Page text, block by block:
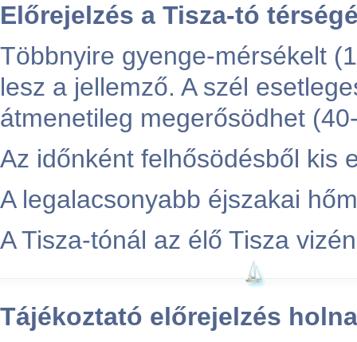
Előrejelzés a Tisza-tó
Többnyire gyenge-mérsékelt
lesz a jellemző. A szél
átmenetileg megerősödhet
Az időnként felhősödésből kis
A legalacsonyabb éjszakai
A Tisza-tónál az élő Tisza
Tájékoztató előrejelzés